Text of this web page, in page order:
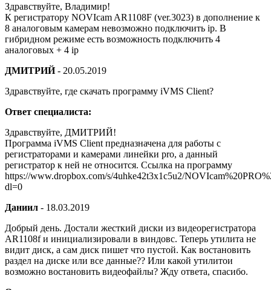
Здравствуйте, Владимир!
К регистратору NOVIcam AR1108F (ver.3023) в дополнение к
8 аналоговым камерам невозможно подключить ip. В
гибридном режиме есть возможность подключить 4
аналоговых + 4 ip
ДМИТРИЙ- 20.05.2019
Здравствуйте, где скачать программу iVMS Client?
Ответ специалиста:
Здравствуйте, ДМИТРИЙ!
Программа iVMS Client предназначена для работы с
регистраторами и камерами линейки pro, а данный
регистратор к ней не относится. Ссылка на программу
https://www.dropbox.com/s/4uhke42t3x1c5u2/
dl=0
Даниил - 18.03.2019
Добрый день. Достали жесткий диски из видеорегистратора
AR1108f и инициализировали в виндовс. Теперь утилита не
видит диск, а сам диск пишет что пустой. Как востановить
раздел на диске или все данные?? Или какой утилитои
возможно востановить видеофайлы? Жду ответа, спасибо.